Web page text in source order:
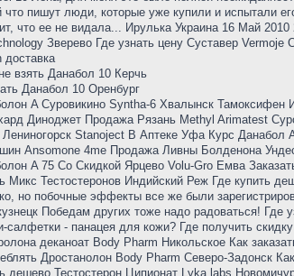
что пишут люди, которые уже купили и испытали
что ее не видала... Ирулька Украина 16 Май
Зверево Где узнать цену Суставер Vermoje
доставка
взять Данабол 10 Керчь
Данабол 10 Оренбург
A Суровикино Syntha-6 Хвалынск Тамоксифен
Диноджет Продажа Рязань Methyl Arimatest
Stanoject В Аптеке Уфа Курс
Ansomone 4me Продажа Ливны Болденона
A 75 Со Скидкой Ярцево Volu-Gro Емва
Микс Тестостеронов Индийский Реж Где купить
но побочные эффекты все же были
Победам других тоже надо радоваться! Где
салфетки - панацея для кожи? Где получить
деканоат Body Pharm Никольское Как
Дростанолон Body Pharm Северо-Задонск
дешево Тестостерон Ципионат Lyka labs